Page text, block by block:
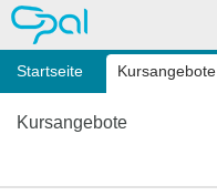
OPAL
Startseite Kursangebote
Kursangebote